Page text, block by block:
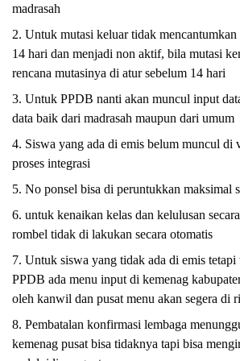
madrasah
2. Untuk mutasi keluar tidak
14 hari dan menjadi non aktif, bila mutasi
rencana mutasinya di atur sebelum 14 hari
3. Untuk PPDB nanti akan muncul input
data baik dari madrasah maupun dari umum
4. Siswa yang ada di emis belum muncul di
proses integrasi
5. No ponsel bisa di peruntukkan maksimal
6. untuk kenaikan kelas dan kelulusan
rombel tidak di lakukan secara otomatis
7. Untuk siswa yang tidak ada di emis tetapi
PPDB ada menu input di kemenag
oleh kanwil dan pusat menu akan segera di
8. Pembatalan konfirmasi lembaga
kemenag pusat bisa tidaknya tapi bisa